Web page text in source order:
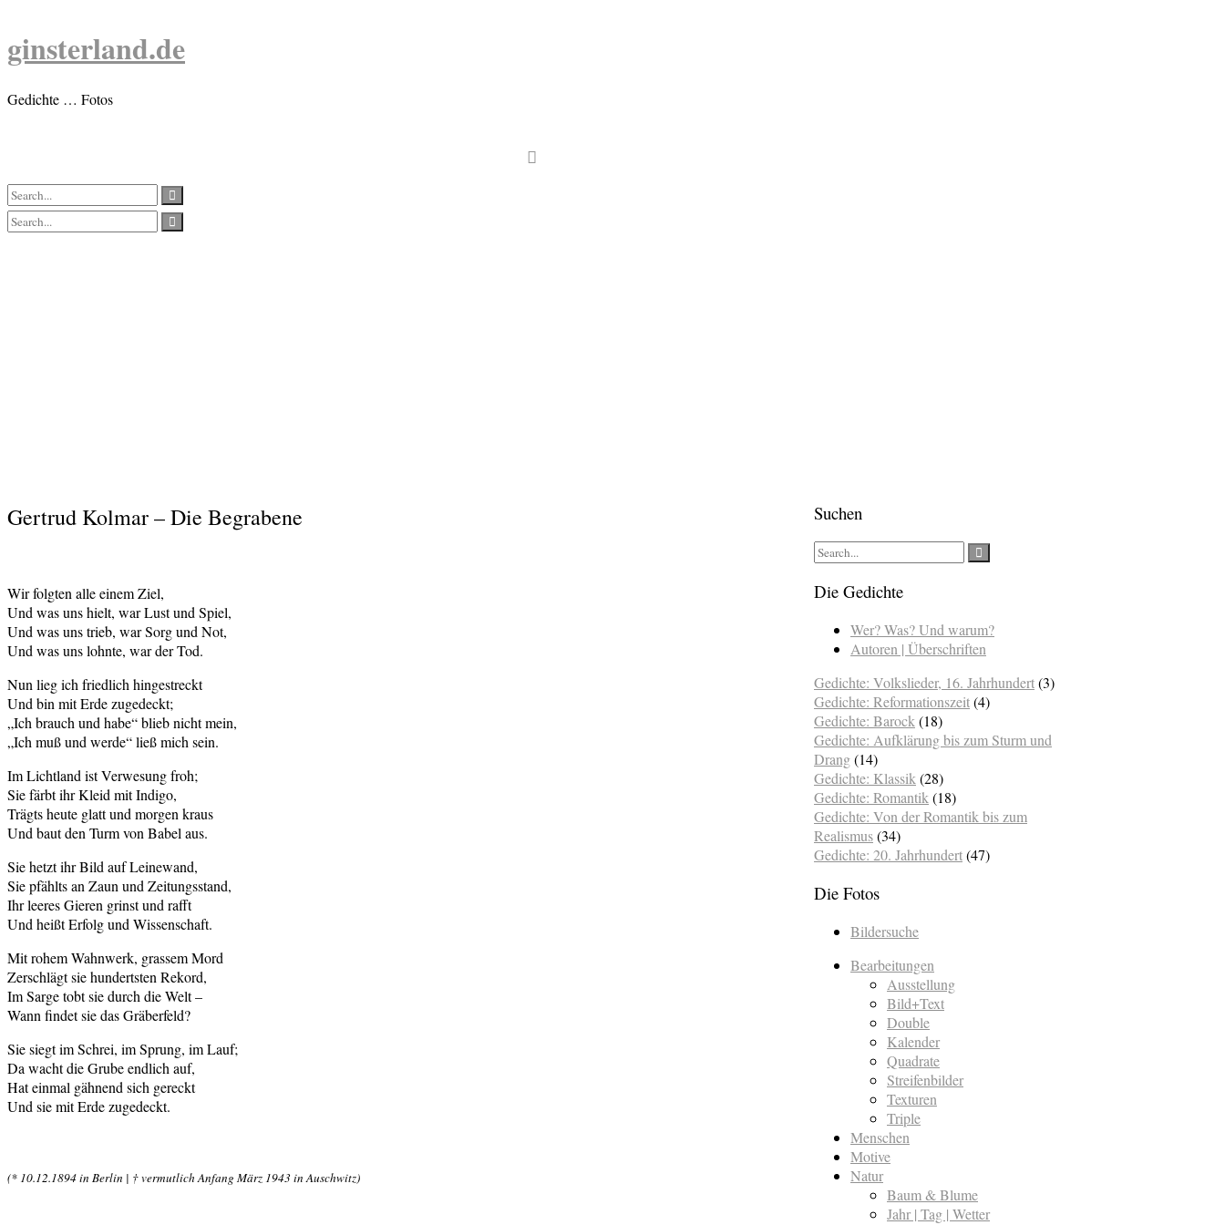
content
ginsterland.de
Gedichte … Fotos
Gertrud Kolmar – Die Begrabene
Wir folgten alle einem Ziel,
Und was uns hielt, war Lust und Spiel,
Und was uns trieb, war Sorg und Not,
Und was uns lohnte, war der Tod.
Nun lieg ich friedlich hingestreckt
Und bin mit Erde zugedeckt;
„Ich brauch und habe“ blieb nicht mein,
„Ich muß und werde“ ließ mich sein.
Im Lichtland ist Verwesung froh;
Sie färbt ihr Kleid mit Indigo,
Trägts heute glatt und morgen kraus
Und baut den Turm von Babel aus.
Sie hetzt ihr Bild auf Leinewand,
Sie pfählts an Zaun und Zeitungsstand,
Ihr leeres Gieren grinst und rafft
Und heißt Erfolg und Wissenschaft.
Mit rohem Wahnwerk, grassem Mord
Zerschlägt sie hundertsten Rekord,
Im Sarge tobt sie durch die Welt –
Wann findet sie das Gräberfeld?
Sie siegt im Schrei, im Sprung, im Lauf;
Da wacht die Grube endlich auf,
Hat einmal gähnend sich gereckt
Und sie mit Erde zugedeckt.
(* 10.12.1894 in Berlin | † vermutlich Anfang März 1943 in Auschwitz)
Suchen
Die Gedichte
Wer? Was? Und warum?
Autoren | Überschriften
Gedichte: Volkslieder, 16. Jahrhundert(3)
Gedichte: Reformationszeit(4)
Gedichte: Barock (18)
Gedichte: Aufklärung bis zum Sturm und
Drang(14)
Gedichte: Klassik (28)
Gedichte: Romantik (18)
Gedichte: Von der Romantik bis zum
Realismus(34)
Gedichte: 20. Jahrhundert(47)
Die Fotos
Bildersuche
Bearbeitungen
Ausstellung
Bild+Text
Double
Kalender
Quadrate
Streifenbilder
Texturen
Triple
Menschen
Motive
Natur
Baum & Blume
Jahr | Tag | Wetter